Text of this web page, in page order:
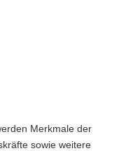
Merkmale der
sowie weitere